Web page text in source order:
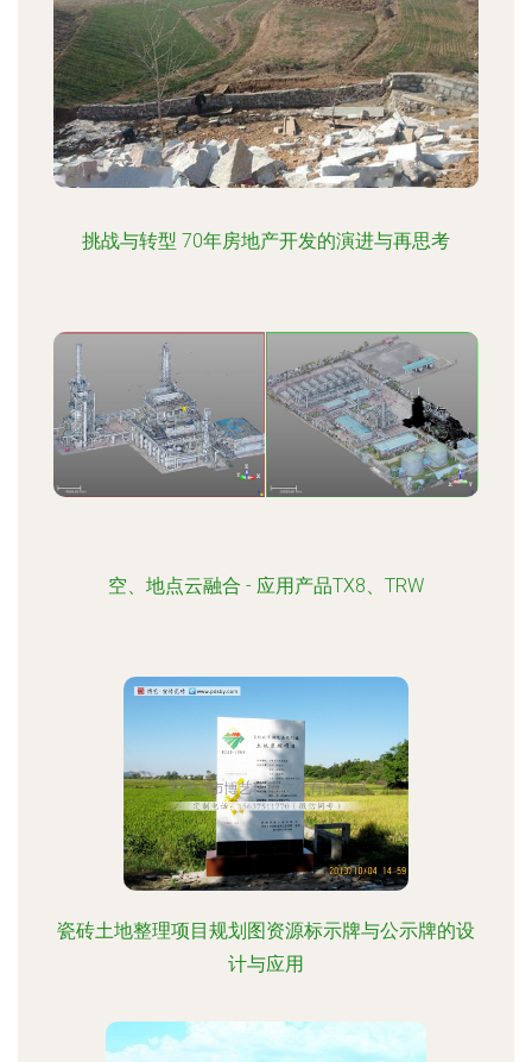
挑战与转型 70年房地产开发的演进与再思考
空、地点云融合 - 应用产品TX8、TRW
瓷砖土地整理项目规划图资源标示牌与公示牌的设
计与应用